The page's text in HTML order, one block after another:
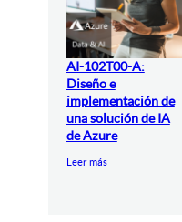
AI-102T00-A:
Diseño e
implementación de
una solución de IA
de Azure
Leer más